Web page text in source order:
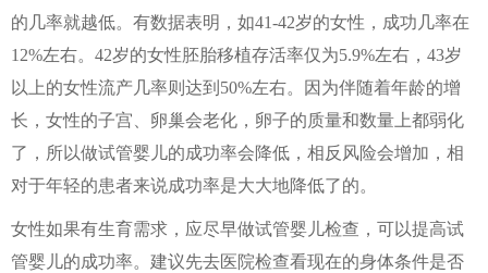
的几率就越低。有数据表明，如41-42岁的女性，成功几率在
12%左右。42岁的女性胚胎移植存活率仅为5.9%左右，43岁
以上的女性流产几率则达到50%左右。因为伴随着年龄的增
长，女性的子宫、卵巢会老化，卵子的质量和数量上都弱化
了，所以做试管婴儿的成功率会降低，相反风险会增加，相
对于年轻的患者来说成功率是大大地降低了的。
女性如果有生育需求，应尽早做试管婴儿检查，可以提高试
管婴儿的成功率。建议先去医院检查看现在的身体条件是否